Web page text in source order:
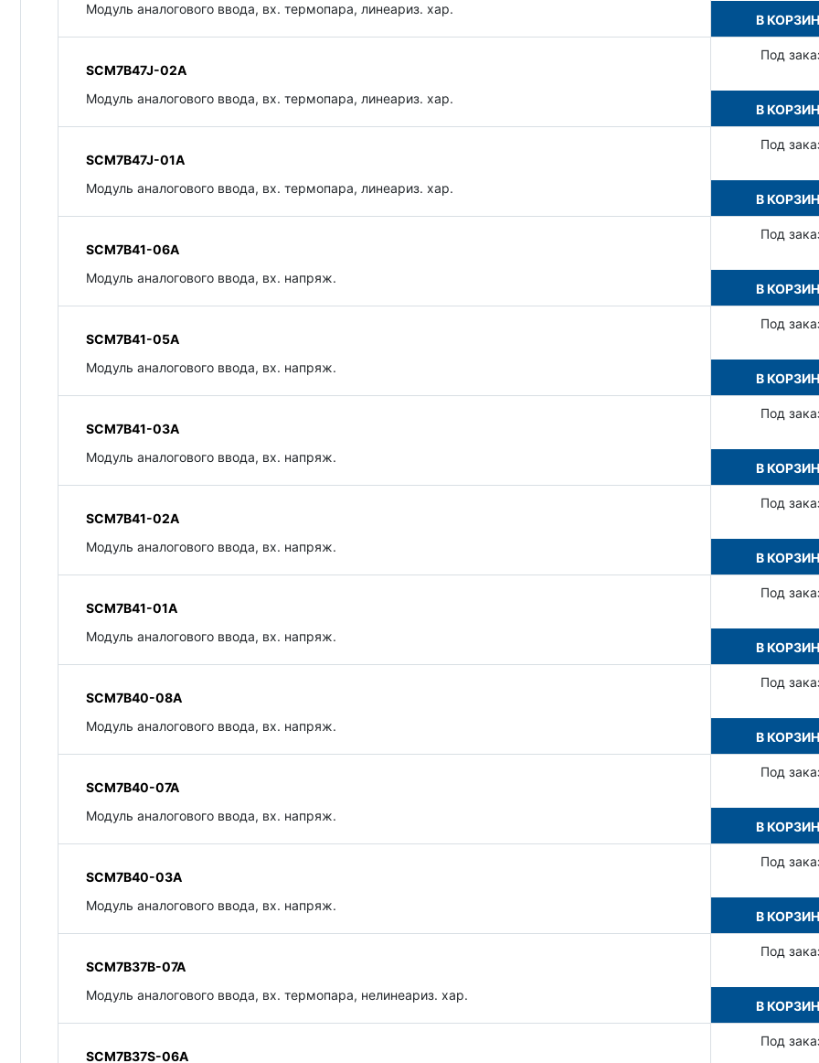
Модуль аналогового ввода, вх. термопара, линеариз. хар.
В
SCM7B47J-02A
Модуль аналогового ввода, вх. термопара, линеариз. хар.
Под
В
SCM7B47J-01A
Модуль аналогового ввода, вх. термопара, линеариз. хар.
Под
В
SCM7B41-06A
Модуль аналогового ввода, вх. напряж.
Под
В
SCM7B41-05A
Модуль аналогового ввода, вх. напряж.
Под
В
SCM7B41-03A
Модуль аналогового ввода, вх. напряж.
Под
В
SCM7B41-02A
Модуль аналогового ввода, вх. напряж.
Под
В
SCM7B41-01A
Модуль аналогового ввода, вх. напряж.
Под
В
SCM7B40-08A
Модуль аналогового ввода, вх. напряж.
Под
В
SCM7B40-07A
Модуль аналогового ввода, вх. напряж.
Под
В
SCM7B40-03A
Модуль аналогового ввода, вх. напряж.
Под
В
SCM7B37B-07A
Модуль аналогового ввода, вх. термопара, нелинеариз. хар.
Под
В
SCM7B37S-06A
Под